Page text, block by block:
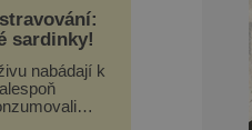
sardinky!
nabádají k